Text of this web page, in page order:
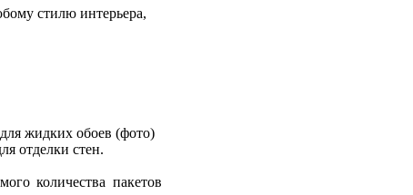
стилю интерьера,
отделки стен.
количества пакетов